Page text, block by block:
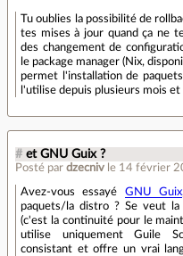
Tu oublies la possibilité de
tes mises à jour quand ça ne
des changement de
le package manager (Nix,
permet l'installation de
l'utilise depuis plusieurs mois
# et GNU Guix ?
Posté par dzecniv le 14 février
Avez-vous essayé GNU Guix
paquets/la distro ? Se veut
(c'est la continuité pour le
utilise uniquement Guile
consistant et offre un vrai